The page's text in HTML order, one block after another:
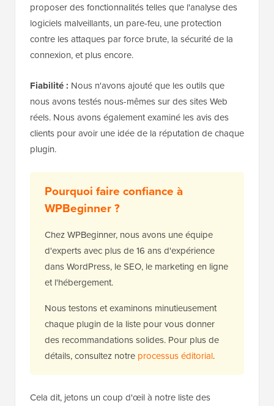
proposer des fonctionnalités telles que l'analyse des
logiciels malveillants, un pare-feu, une protection
contre les attaques par force brute, la sécurité de la
connexion, et plus encore.
Fiabilité : Nous n'avons ajouté que les outils que
nous avons testés nous-mêmes sur des sites Web
réels. Nous avons également examiné les avis des
clients pour avoir une idée de la réputation de chaque
plugin.
Pourquoi faire confiance à
WPBeginner ?
Chez WPBeginner, nous avons une équipe
d'experts avec plus de 16 ans d'expérience
dans WordPress, le SEO, le marketing en ligne
et l'hébergement.
Nous testons et examinons minutieusement
chaque plugin de la liste pour vous donner
des recommandations solides. Pour plus de
détails, consultez notre processus éditorial.
Cela dit, jetons un coup d'œil à notre liste des